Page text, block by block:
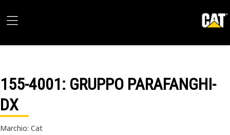
155-4001: GRUPPO PARAFANGHI-
DX
Marchio: Cat